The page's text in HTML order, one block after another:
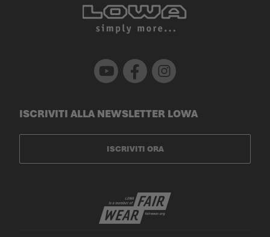
Youtube Facebook Instagram
ISCRIVITI ALLA NEWSLETTER LOWA
ISCRIVITI ORA